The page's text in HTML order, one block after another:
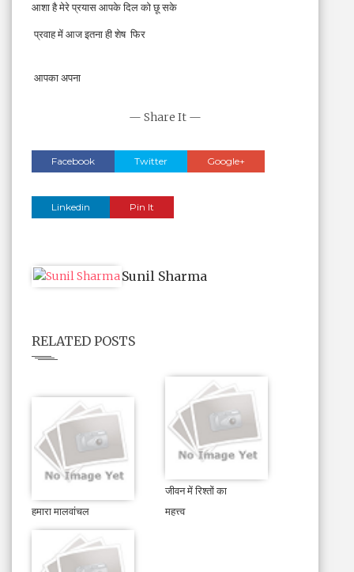
आशा है मेरे प्रयास आपके दिल को छू सके
प्रवाह में आज इतना ही शेष  फिर
आपका अपना
— Share It —
Facebook Twitter Google+
Linkedin Pin It
Sunil Sharma
RELATED POSTS
हमारा मालवांचल
जीवन में रिश्तों का
महत्त्व